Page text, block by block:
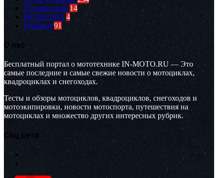
Путешествия 14
EICMA2019 4
Рубрики 91
О нас
Бесплатный портал о мототехнике IN-MOTO.RU — Это
самые последние и самые свежие новости о мотоциклах,
квадроциклах и снегоходах.
Тесты и обзоры мотоциклов, квадроциклов, снегоходов и
мотоэкипировки, новости мотоспорта, путешествия на
мотоциклах и множество других интересных рубрик.
Соц.сети